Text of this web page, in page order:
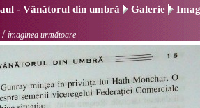
- Vânătorul din umbră Galerie
/ imaginea următoare